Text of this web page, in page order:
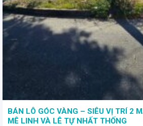
BÁN LÔ GÓC VÀNG – SIÊU VỊ TRÍ 2
MÊ LINH VÀ LÊ TỰ NHẤT THỐNG